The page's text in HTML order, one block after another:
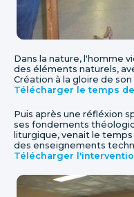
Dans la nature, l'homme
des éléments naturels,
Création à la gloire de son
Télécharger le temps
Puis après une réfléxion
ses fondements
liturgique, venait le
des enseignements
Télécharger